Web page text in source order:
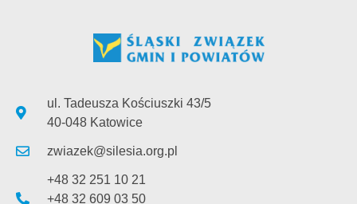
ul. Tadeusza Kościuszki 43/5
40-048 Katowice
zwiazek@silesia.org.pl
+48 32 251 10 21
+48 32 609 03 50